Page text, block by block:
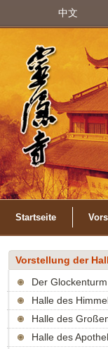
中文
Startseite
Vorstellung der
Der Glockenturm
Halle des
Halle des
Drei Juwelen
Halle des